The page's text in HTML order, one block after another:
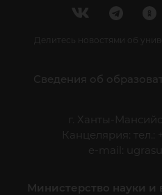
Делитесь новостями об
Сведения об
г. Ханты-
Канцелярия: тел.:
e-mail:
Министерство науки и